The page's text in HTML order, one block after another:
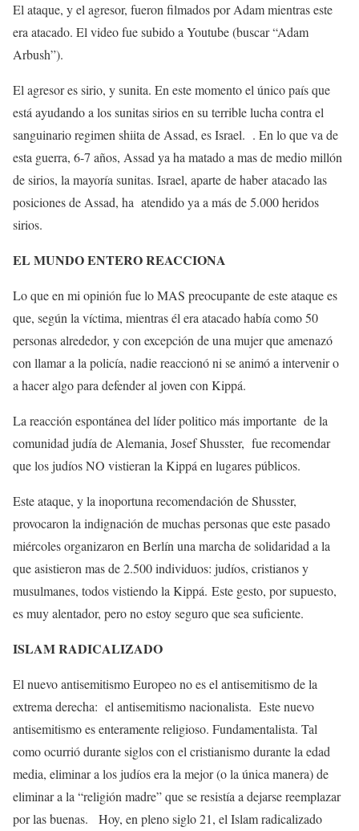
El ataque, y el agresor, fueron filmados por Adam mientras este
era atacado. El video fue subido a Youtube (buscar “Adam
Arbush”).
El agresor es sirio, y sunita. En este momento el único país que
está ayudando a los sunitas sirios en su terrible lucha contra el
sanguinario regimen shiita de Assad, es Israel. . En lo que va de
esta guerra, 6-7 años, Assad ya ha matado a mas de medio millón
de sirios, la mayoría sunitas. Israel, aparte de haber atacado las
posiciones de Assad, ha atendido ya a más de 5.000 heridos
sirios.
EL MUNDO ENTERO REACCIONA
Lo que en mi opinión fue lo MAS preocupante de este ataque es
que, según la víctima, mientras él era atacado había como 50
personas alrededor, y con excepción de una mujer que amenazó
con llamar a la policía, nadie reaccionó ni se animó a intervenir o
a hacer algo para defender al joven con Kippá.
La reacción espontánea del líder politico más importante de la
comunidad judía de Alemania, Josef Shusster, fue recomendar
que los judíos NO vistieran la Kippá en lugares públicos.
Este ataque, y la inoportuna recomendación de Shusster,
provocaron la indignación de muchas personas que este pasado
miércoles organizaron en Berlín una marcha de solidaridad a la
que asistieron mas de 2.500 individuos: judíos, cristianos y
musulmanes, todos vistiendo la Kippá. Este gesto, por supuesto,
es muy alentador, pero no estoy seguro que sea suficiente.
ISLAM RADICALIZADO
El nuevo antisemitismo Europeo no es el antisemitismo de la
extrema derecha: el antisemitismo nacionalista. Este nuevo
antisemitismo es enteramente religioso. Fundamentalista. Tal
como ocurrió durante siglos con el cristianismo durante la edad
media, eliminar a los judíos era la mejor (o la única manera) de
eliminar a la “religión madre” que se resistía a dejarse reemplazar
por las buenas. Hoy, en pleno siglo 21, el Islam radicalizado